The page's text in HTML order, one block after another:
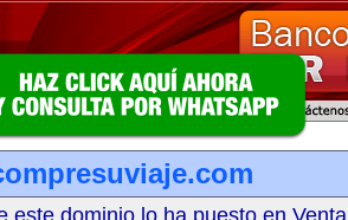
este dominio lo ha puesto en Venta